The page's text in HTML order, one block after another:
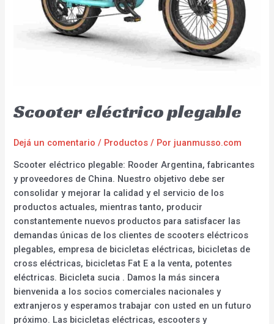
Scooter eléctrico plegable
Dejá un comentario / Productos / Por juanmusso.com
Scooter eléctrico plegable: Rooder Argentina, fabricantes
y proveedores de China. Nuestro objetivo debe ser
consolidar y mejorar la calidad y el servicio de los
productos actuales, mientras tanto, producir
constantemente nuevos productos para satisfacer las
demandas únicas de los clientes de scooters eléctricos
plegables, empresa de bicicletas eléctricas, bicicletas de
cross eléctricas, bicicletas Fat E a la venta, potentes
eléctricas. Bicicleta sucia . Damos la más sincera
bienvenida a los socios comerciales nacionales y
extranjeros y esperamos trabajar con usted en un futuro
próximo. Las bicicletas eléctricas, escooters y